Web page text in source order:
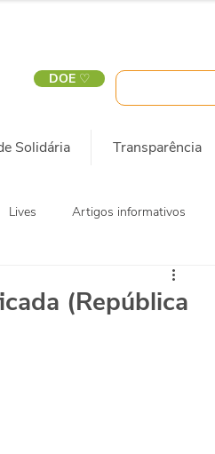
DOE ♡
Solidária Transparência
Lives Artigos informativos
(República